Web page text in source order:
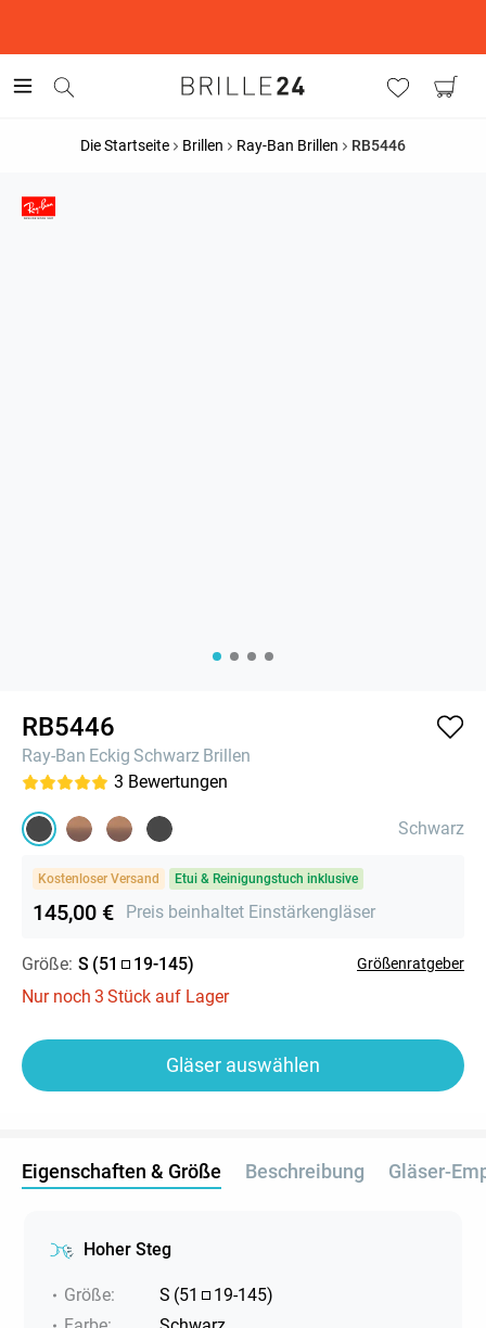
Die Startseite Brillen Ray-Ban Brillen RB5446
RB5446
Ray-Ban Eckig Schwarz Brillen
3 Bewertungen
Schwarz
Kostenloser Versand Etui & Reinigungstuch inklusive
145,00 € Preis beinhaltet Einstärkengläser
Größe: S (51 19-145) Größenratgeber
Nur noch 3 Stück auf Lager
Gläser auswählen
Eigenschaften & Größe Beschreibung Gläser-
Hoher Steg
Größe: S (51 19-145)